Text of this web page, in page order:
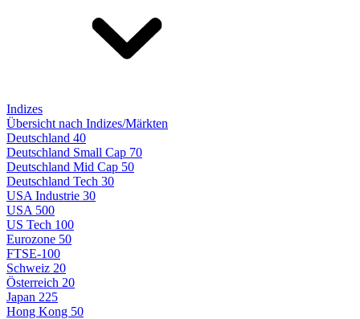
Indizes
Übersicht nach Indizes/Märkten
Deutschland 40
Deutschland Small Cap 70
Deutschland Mid Cap 50
Deutschland Tech 30
USA Industrie 30
USA 500
US Tech 100
Eurozone 50
FTSE-100
Schweiz 20
Österreich 20
Japan 225
Hong Kong 50